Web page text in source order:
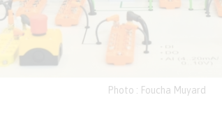
Photo : Foucha Muyard